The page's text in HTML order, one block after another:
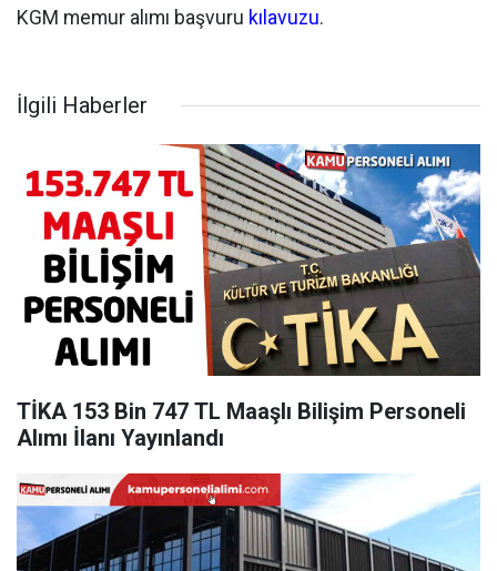
KGM memur alımı başvuru kılavuzu.
İlgili Haberler
TİKA 153 Bin 747 TL Maaşlı Bilişim Personeli
Alımı İlanı Yayınlandı